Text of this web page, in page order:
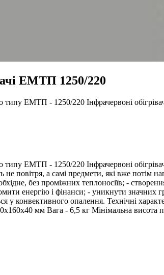
ЕМТП 1250/220
типу ЕМТП - 1250/220 Інфрачервоні
типу ЕМТП - 1250/220 Інфрачервоні
не повітря, а самі предмети, які вже потім
без проміжних теплоносіїв; -
енергію і фінанси; - уникнути значних
у конвективного опалення. Технічні
мм Вага - 6,5 кг Мінімальна висота